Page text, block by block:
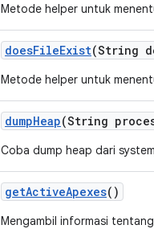
Metode helper untuk
doesFileExist(String
Metode helper untuk
dumpHeap(String
Coba dump heap dari
getActiveApexes()
Mengambil informasi